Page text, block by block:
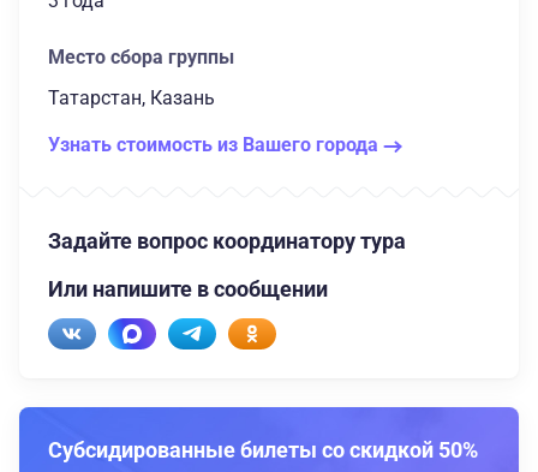
Место сбора группы
Татарстан, Казань
Узнать стоимость из Вашего города
Задайте вопрос координатору тура
Или напишите в сообщении
Субсидированные билеты со скидкой 50%